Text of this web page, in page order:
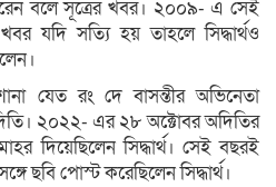
বলে সূত্রের খবর। ২০০৯- এ সেই
যদি সত্যি হয় তাহলে সিদ্ধার্থও
যেত রং দে বাসন্তীর অভিনেতা
২০২২- এর ২৮ অক্টোবর অদিতির
দিয়েছিলেন সিদ্ধার্থ। সেই বছরই
ছবি পোস্ট করেছিলেন সিদ্ধার্থ।